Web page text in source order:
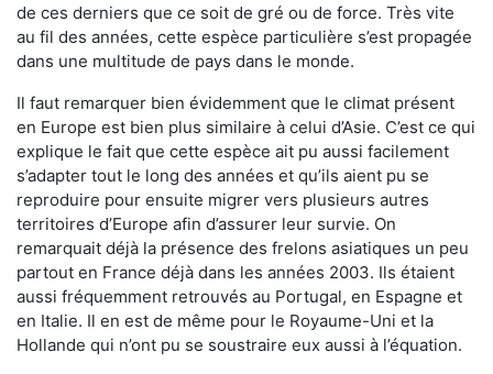
de ces derniers que ce soit de gré ou de force. Très vite
au fil des années, cette espèce particulière s’est propagée
dans une multitude de pays dans le monde.
Il faut remarquer bien évidemment que le climat présent
en Europe est bien plus similaire à celui d’Asie. C’est ce qui
explique le fait que cette espèce ait pu aussi facilement
s’adapter tout le long des années et qu’ils aient pu se
reproduire pour ensuite migrer vers plusieurs autres
territoires d’Europe afin d’assurer leur survie. On
remarquait déjà la présence des frelons asiatiques un peu
partout en France déjà dans les années 2003. Ils étaient
aussi fréquemment retrouvés au Portugal, en Espagne et
en Italie. Il en est de même pour le Royaume-Uni et la
Hollande qui n’ont pu se soustraire eux aussi à l’équation.